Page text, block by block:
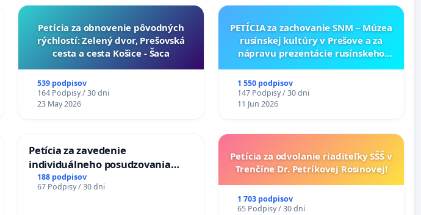
​Petícia za obnovenie pôvodných
rýchlostí: Zelený dvor, Prešovská
cesta a cesta Košice - Šaca
539 podpisov
164 Podpisy / 30 dni
23 May 2026
PETÍCIA za zachovanie SNM – Múzea
rusínskej kultúry v Prešove a za
nápravu prezentácie rusínskeho
Múzeu ukrajinskej kultúry vo
Svidníku
1 550 podpisov
147 Podpisy / 30 dni
11 Jun 2026
Petícia za zavedenie
individuálneho posudzovania
zdravotnej spôsobilosti osôb s
diabetom 1. a 2. typu pri prijímaní
188 podpisov
67 Podpisy / 30 dni
Petícia za odvolanie riaditeľky SŠŠ v
Trenčíne Dr. Petríkovej Rosinovej!
1 703 podpisov
65 Podpisy / 30 dni